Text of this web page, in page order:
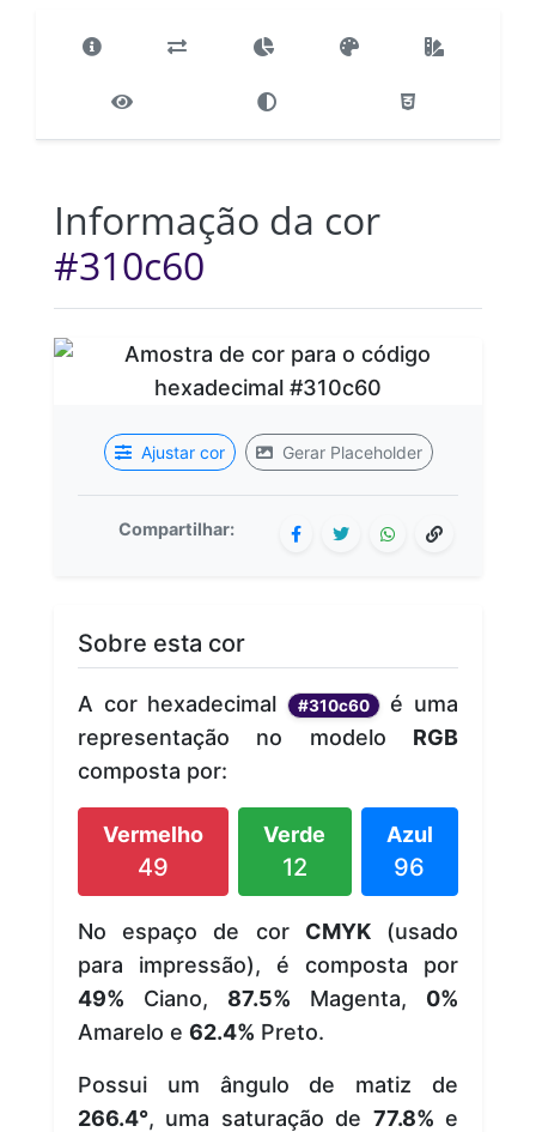
Informação da cor
#310c60
Ajustar cor Gerar Placeholder
Compartilhar:
Sobre esta cor
A cor hexadecimal #310c60 é uma
representação no modelo RGB
composta por:
Vermelho
49
Verde
12
Azul
96
No espaço de cor CMYK(usado
para impressão), é composta por
49% Ciano, 87.5% Magenta, 0%
Amarelo e 62.4% Preto.
Possui um ângulo de matiz de
266.4°, uma saturação de 77.8% e